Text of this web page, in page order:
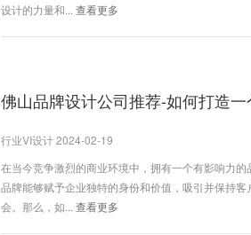
设计的力量和...查看更多
佛山品牌设计公司推荐-如何打造
行业VI设计 2024-02-19
在当今竞争激烈的商业环境中，拥有一个有影响力
品牌能够赋予企业独特的身份和价值，吸引并保持
会。那么，如...查看更多